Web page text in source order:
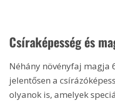
Csíraképesség és
Néhány növényfaj magja
jelentősen a
olyanok is, amelyek